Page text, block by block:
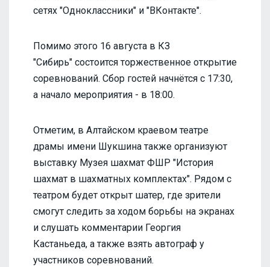
сетях "Одноклассники" и "ВКонтакте".
Помимо этого 16 августа в КЗ
"Сибирь" состоится торжественное открытие
соревнований. Сбор гостей начнётся с 17:30,
а начало мероприятия - в 18:00.
Отметим, в Алтайском краевом театре
драмы имени Шукшина также организуют
выставку Музея шахмат ФШР "История
шахмат в шахматных комплектах". Рядом с
театром будет открыт шатер, где зрители
смогут следить за ходом борьбы на экранах
и слушать комментарии Георгия
Кастаньеда, а также взять автограф у
участников соревнований.